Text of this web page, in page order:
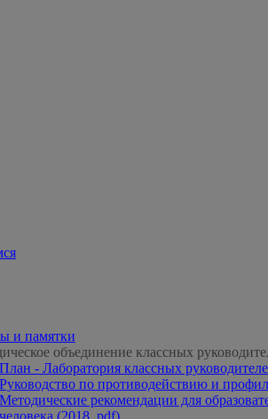
и памятки
объединение классных
План - Лаборатория классных
Руководство по противодействию и
Методические рекомендации для
человека (2018, pdf)